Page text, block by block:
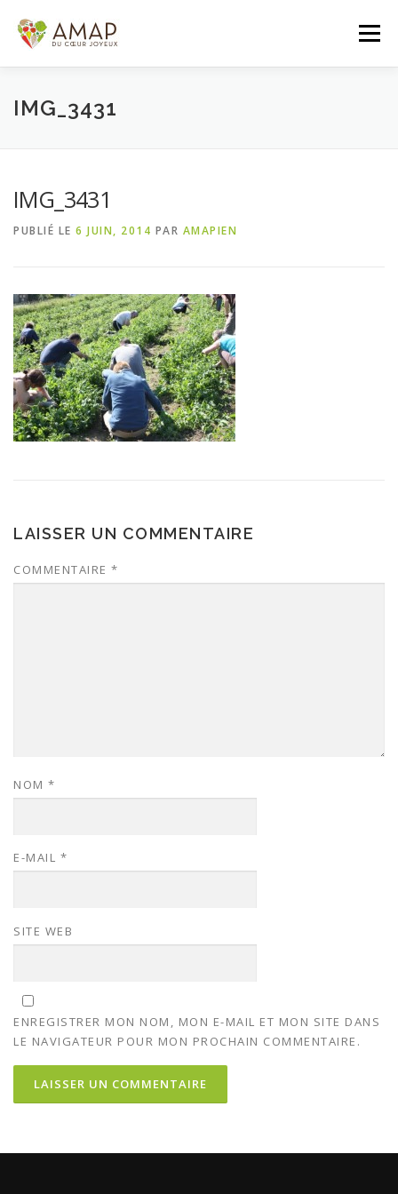
contenu
Menu
ACCUEIL
PANIER DE LA SEMAINE
IMG_3431
IMG_3431
PUBLIÉ LE 6 JUIN, 2014 PAR AMAPIEN
LAISSER UN COMMENTAIRE
COMMENTAIRE *
NOM *
E-MAIL *
SITE WEB
ENREGISTRER MON NOM, MON E-MAIL ET MON SITE DANS
LE NAVIGATEUR POUR MON PROCHAIN COMMENTAIRE.